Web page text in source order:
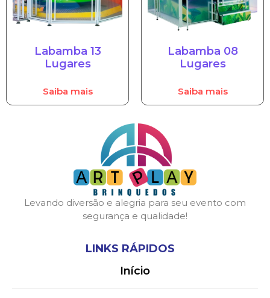
Labamba 13
Lugares
Saiba mais
Labamba 08
Lugares
Saiba mais
Levando diversão e alegria para seu evento com
segurança e qualidade!
LINKS RÁPIDOS
Início